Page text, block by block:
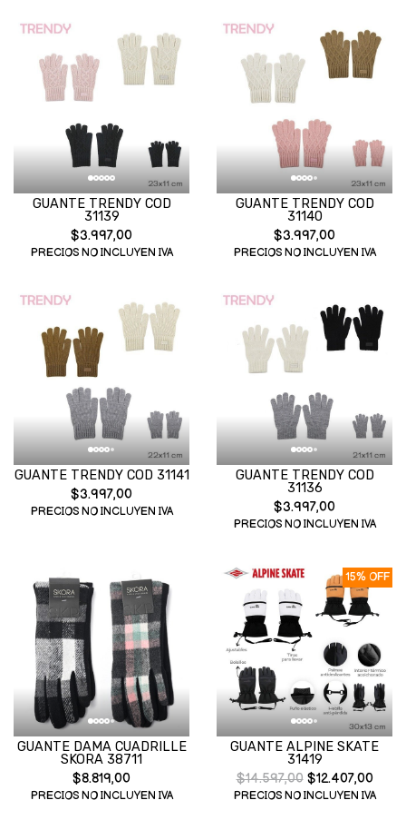
GUANTE TRENDY COD
31139
$3.997,00
PRECIOS NO INCLUYEN IVA
GUANTE TRENDY COD
31140
$3.997,00
PRECIOS NO INCLUYEN IVA
GUANTE TRENDY COD 31141
$3.997,00
PRECIOS NO INCLUYEN IVA
GUANTE TRENDY COD
31136
$3.997,00
PRECIOS NO INCLUYEN IVA
GUANTE DAMA CUADRILLE
SKORA 38711
$8.819,00
PRECIOS NO INCLUYEN IVA
15% OFF
GUANTE ALPINE SKATE
31419
$14.597,00$12.407,00
PRECIOS NO INCLUYEN IVA